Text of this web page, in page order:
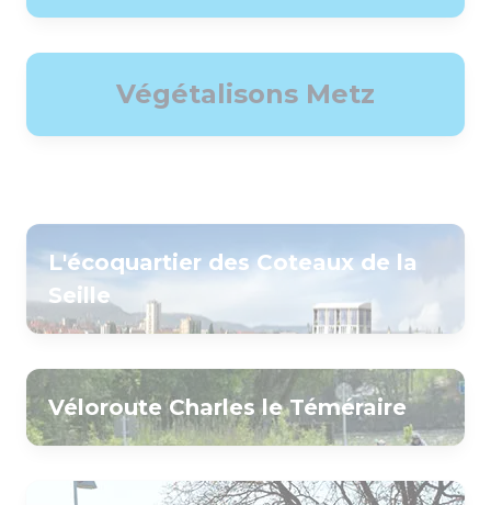
Végétalisons Metz
L'écoquartier des Coteaux de la
Seille
Véloroute Charles le Téméraire